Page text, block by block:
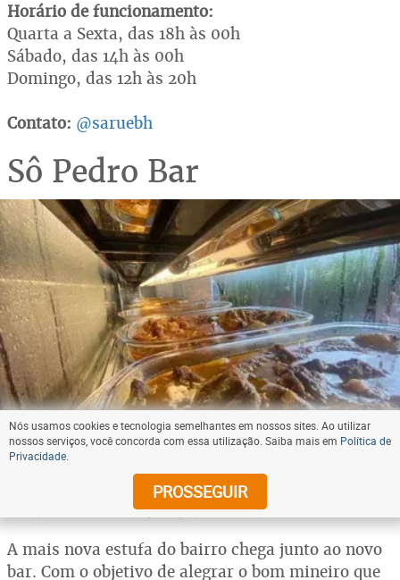
Horário de funcionamento:
Quarta a Sexta, das 18h às 00h
Sábado, das 14h às 00h
Domingo, das 12h às 20h
Contato: @saruebh
Sô Pedro Bar
O Sô Pedro Bar leva para o Bairro Castelo uma
estufa com petiscos
(foto: Sô Pedro Bar/Reprodução)
A mais nova estufa do bairro chega junto ao novo
bar. Com o objetivo de alegrar o bom mineiro que
Nós usamos cookies e tecnologia semelhantes em nossos sites. Ao utilizar
nossos serviços, você concorda com essa utilização. Saiba mais em Política de
Privacidade
PROSSEGUIR